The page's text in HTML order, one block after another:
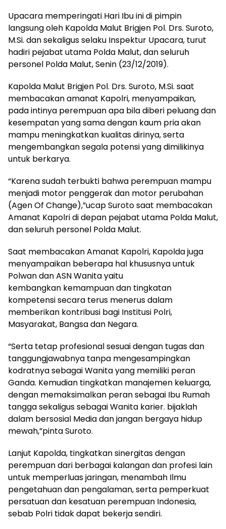
Upacara memperingati Hari Ibu ini di pimpin
langsung oleh Kapolda Malut Brigjen Pol. Drs. Suroto,
M.Si. dan sekaligus selaku Inspektur Upacara, turut
hadiri pejabat utama Polda Malut, dan seluruh
personel Polda Malut, Senin (23/12/2019).
Kapolda Malut Brigjen Pol. Drs. Suroto, M.Si. saat
membacakan amanat Kapolri, menyampaikan,
pada intinya perempuan apa bila diberi peluang dan
kesempatan yang sama dengan kaum pria akan
mampu meningkatkan kualitas dirinya, serta
mengembangkan segala potensi yang dimilikinya
untuk berkarya.
“Karena sudah terbukti bahwa perempuan mampu
menjadi motor penggerak dan motor perubahan
(Agen Of Change),”ucap Suroto saat membacakan
Amanat Kapolri di depan pejabat utama Polda Malut,
dan seluruh personel Polda Malut.
Saat membacakan Amanat Kapolri, Kapolda juga
menyampaikan beberapa hal khususnya untuk
Polwan dan ASN Wanita yaitu
kembangkan kemampuan dan tingkatan
kompetensi secara terus menerus dalam
memberikan kontribusi bagi Institusi Polri,
Masyarakat, Bangsa dan Negara.
“Serta tetap profesional sesuai dengan tugas dan
tanggungjawabnya tanpa mengesampingkan
kodratnya sebagai Wanita yang memiliki peran
Ganda. Kemudian tingkatkan manajemen keluarga,
dengan memaksimalkan peran sebagai Ibu Rumah
tangga sekaligus sebagai Wanita karier. bijaklah
dalam bersosial Media dan jangan bergaya hidup
mewah,”pinta Suroto.
Lanjut Kapolda, tingkatkan sinergitas dengan
perempuan dari berbagai kalangan dan profesi lain
untuk memperluas jaringan, menambah Ilmu
pengetahuan dan pengalaman, serta pemperkuat
persatuan dan kesatuan perempuan Indonesia,
sebab Polri tidak dapat bekerja sendiri.